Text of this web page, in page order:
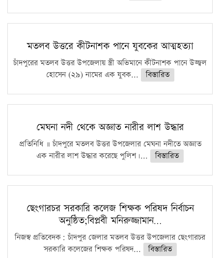
মতলব উত্তরে কীটনাশক পানে যুবকের আত্মহত্যা
চাঁদপুরের মতলব উত্তর উপজেলায় স্ত্রী অভিমানে কীটনাশক পানে উজ্জ্বল
হোসেন (২৯) নামের এক যুবক...
বিস্তারিত
মেঘনা নদী থেকে অজ্ঞাত নারীর লাশ উদ্ধার
প্রতিনিধি ॥ চাঁদপুরে মতলব উত্তর উপজেলার মেঘনা নদীতে অজ্ঞাত
এক নারীর লাশ উদ্ধার করেছে পুলিশ।...
বিস্তারিত
ছেংগারচর সরকারি কলেজ শিক্ষক পরিষদ নির্বাচন
অনুষ্ঠিত;বিপ্লবী মনিরুজ্জামান…
নিজস্ব প্রতিবেদক: চাঁদপুর জেলার মতলব উত্তর উপজেলার ছেংগারচর
সরকারি কলেজের শিক্ষক পরিষদ...
বিস্তারিত